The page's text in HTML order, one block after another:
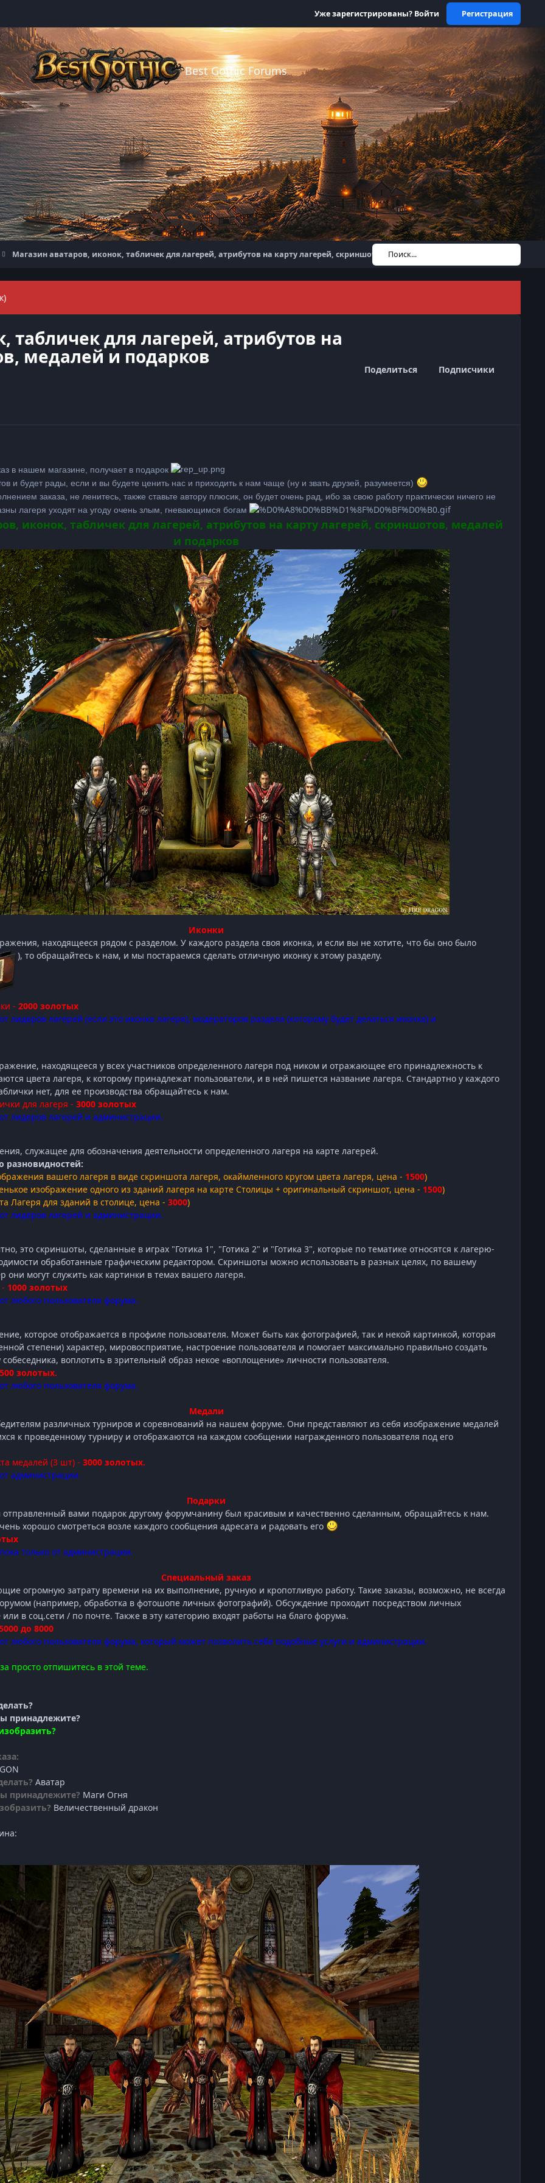
Уже зарегистрированы? Войти Регистрация
Best Gothic Forums
Магазин аватаров, иконок, табличек для лагерей, атрибутов на карту лагерей, скриншотов, медалей и подарков
Поиск...
табличек для лагерей, атрибутов на
медалей и подарков
Поделиться Подписчики
в нашем магазине, получает в подарок
и будет рады, если и вы будете ценить нас и приходить к нам чаще (ну и звать друзей, разумеется)
заказа, не ленитесь, также ставьте автору плюсик, он будет очень рад, ибо за свою работу практически ничего не
лагеря уходят на угоду очень злым, гневающимся богам
иконок, табличек для лагерей, атрибутов на карту лагерей, скриншотов, медалей
и подарков
Иконки
находящееся рядом с разделом. У каждого раздела своя иконка, и если вы не хотите, что бы оно было
), то обращайтесь к нам, и мы постараемся сделать отличную иконку к этому разделу.
- 2000 золотых
лидеров лагерей (если это иконка лагеря), модераторов раздела (которому будет делаться иконка) и
находящееся у всех участников определенного лагеря под ником и отражающее его принадлежность к
цвета лагеря, к которому принадлежат пользователи, и в ней пишется название лагеря. Стандартно у каждого
нет, для ее производства обращайтесь к нам.
для лагеря - 3000 золотых
лидеров лагерей и администрации.
служащее для обозначения деятельности определенного лагеря на карте лагерей.
разновидностей:
вашего лагеря в виде скриншота лагеря, окаймленного кругом цвета лагеря, цена - 1500)
изображение одного из зданий лагеря на карте Столицы + оригинальный скриншот, цена - 1500)
Лагеря для зданий в столице, цена - 3000)
лидеров лагерей и администрации.
это скриншоты, сделанные в играх "Готика 1", "Готика 2" и "Готика 3", которые по тематике относятся к лагерю-
обработанные графическим редактором. Скриншоты можно использовать в разных целях, по вашему
могут служить как картинки в темах вашего лагеря.
1000 золотых
любого пользователя форума.
которое отображается в профиле пользователя. Может быть как фотографией, так и некой картинкой, которая
степени) характер, мировосприятие, настроение пользователя и помогает максимально правильно создать
воплотить в зрительный образ некое «воплощение» личности пользователя.
золотых.
любого пользователя форума.
Медали
различных турниров и соревнований на нашем форуме. Они представляют из себя изображение медалей
к проведенному турниру и отображаются на каждом сообщении награжденного пользователя под его
медалей (3 шт) - 3000 золотых.
администрации.
Подарки
отправленный вами подарок другому форумчанину был красивым и качественно сделанным, обращайтесь к нам.
хорошо смотреться возле каждого сообщения адресата и радовать его
только от администрации.
Специальный заказ
огромную затрату времени на их выполнение, ручную и кропотливую работу. Такие заказы, возможно, не всегда
(например, обработка в фотошопе личных фотографий). Обсуждение проходит посредством личных
в соц.сети / по почте. Также в эту категорию входят работы на благо форума.
до 8000
любого пользователя форума, который может позволить себе подобные услуги и администрации.
просто отпишитесь в этой теме.
принадлежите?
Аватар
принадлежите? Маги Огня
Величественный дракон